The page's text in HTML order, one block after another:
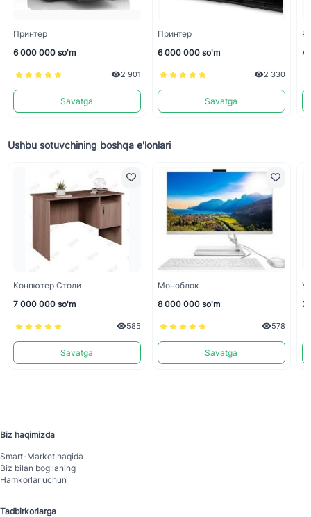
Принтер
6 000 000 so'm
2 901
Savatga
Принтер
6 000 000 so'm
2 330
Savatga
4
Ushbu sotuvchining boshqa e'lonlari
Конпютер Столи
7 000 000 so'm
585
Savatga
Моноблок
8 000 000 so'm
578
Savatga
Biz haqimizda
Smart-Mаrket haqida
Biz bilan bog'laning
Hamkorlar uchun
Tadbirkorlarga